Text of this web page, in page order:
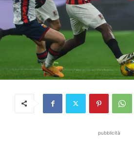
pubblicità